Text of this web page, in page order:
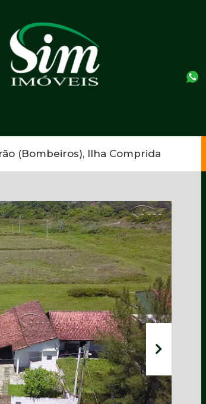
(Bombeiros), Ilha Comprida